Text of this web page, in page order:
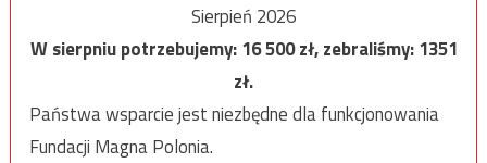
Sierpień 2026
W sierpniu potrzebujemy:16 500zł, zebraliśmy:1351
zł.
Państwa wsparcie jest niezbędne dla funkcjonowania
Fundacji Magna Polonia.